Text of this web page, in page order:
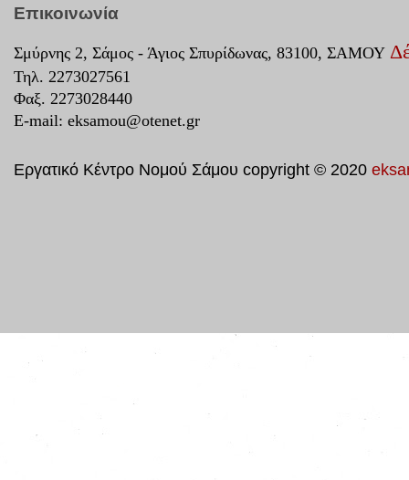
Επικοινωνία
Σμύρνης 2, Σάμος - Άγιος Σπυρίδωνας, 83100, ΣΑΜΟΥ
Τηλ. 2273027561
Φαξ. 2273028440
E-mail: eksamou@otenet.gr
Εργατικό Κέντρο Νομού Σάμου copyright © 2020